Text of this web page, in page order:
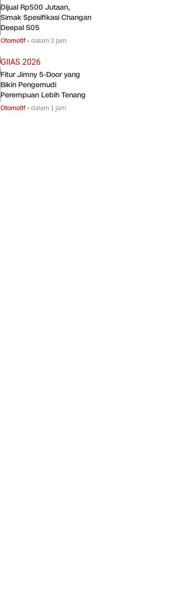
Dijual Rp500 Jutaan,
Simak Spesifikasi Changan
Deepal S05
Otomotif•dalam 2 jam
GIIAS 2026
Fitur Jimny 5-Door yang
Bikin Pengemudi
Perempuan Lebih Tenang
Otomotif•dalam 1 jam